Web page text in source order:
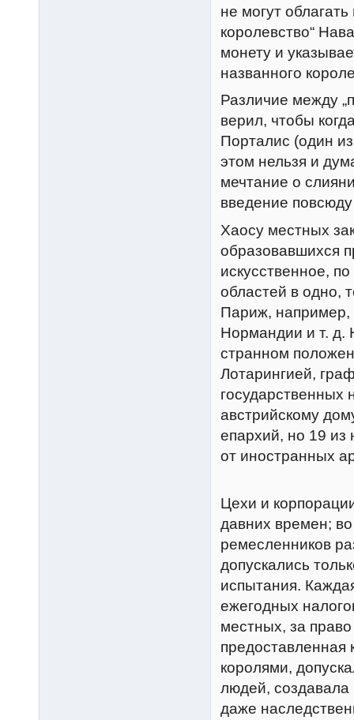
не могут
королевство“
монету и
названного
Различие между
верил, чтобы
Порталис (один
этом нельзя и
мечтание о
введение
Хаосу местных
образовавшихся
искусственное,
областей в одно,
Париж, например,
Нормандии и т. д.
странном
Лотарингией,
государственных
австрийскому
епархий, но 19 из
от иностранных
Цехи и
давних времен;
ремесленников
допускались
испытания.
ежегодных
местных, за
предоставленная
королями,
людей, создавала
даже